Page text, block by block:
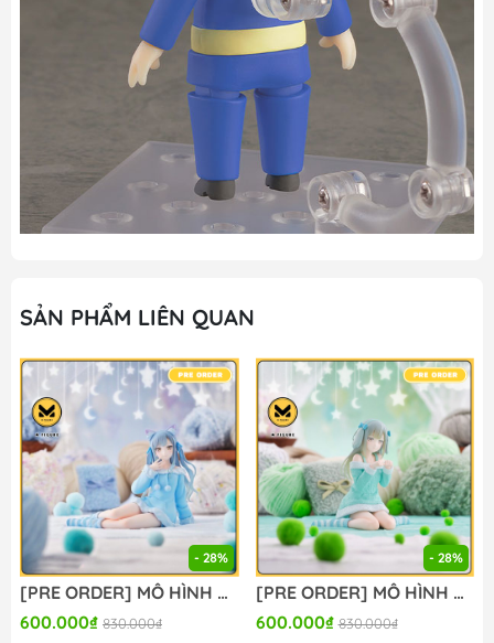
SẢN PHẨM LIÊN QUAN
- 28%
[PRE ORDER] MÔ HÌNH BanG Dream! - BanG Dream! Ave Mujica - Togawa Sakiko - Yumemirize - ～Pajama Party!～ (Sega Fave) FIGURE CHÍNH HÃNG
600.000₫ 830.000₫
- 28%
[PRE ORDER] MÔ HÌNH BanG Dream! - BanG Dream! Ave Mujica - Wakaba Mutsumi - Yumemirize - ～Pajama Party!～ (Sega Fave) FIGURE CHÍNH HÃNG
600.000₫ 830.000₫